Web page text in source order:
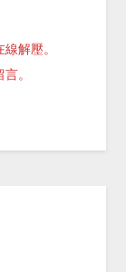
解壓。
言。